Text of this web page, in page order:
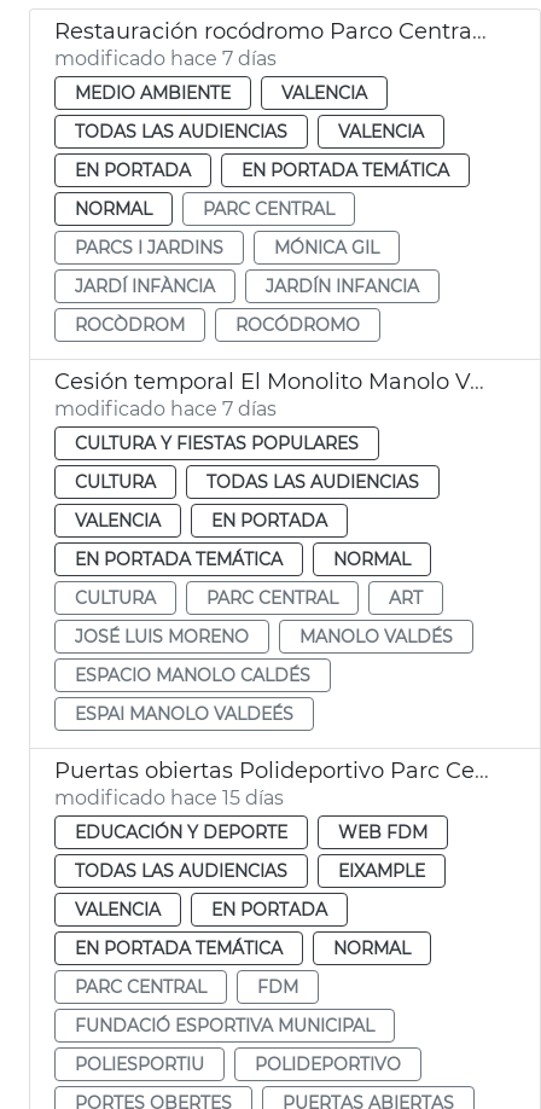
Restauración rocódromo Parco Central València
modificado hace 7 días
MEDIO AMBIENTE
VALENCIA
TODAS LAS AUDIENCIAS
VALENCIA
EN PORTADA
EN PORTADA TEMÁTICA
NORMAL
PARC CENTRAL
PARCS I JARDINS
MÓNICA GIL
JARDÍ INFÀNCIA
JARDÍN INFANCIA
ROCÒDROM
ROCÓDROMO
Cesión temporal El Monolito Manolo Valdés
modificado hace 7 días
CULTURA Y FIESTAS POPULARES
CULTURA
TODAS LAS AUDIENCIAS
VALENCIA
EN PORTADA
EN PORTADA TEMÁTICA
NORMAL
CULTURA
PARC CENTRAL
ART
JOSÉ LUIS MORENO
MANOLO VALDÉS
ESPACIO MANOLO CALDÉS
ESPAI MANOLO VALDEÉS
Puertas obiertas Polideportivo Parc Central
modificado hace 15 días
EDUCACIÓN Y DEPORTE
WEB FDM
TODAS LAS AUDIENCIAS
EIXAMPLE
VALENCIA
EN PORTADA
EN PORTADA TEMÁTICA
NORMAL
PARC CENTRAL
FDM
FUNDACIÓ ESPORTIVA MUNICIPAL
POLIESPORTIU
POLIDEPORTIVO
PORTES OBERTES
PUERTAS ABIERTAS